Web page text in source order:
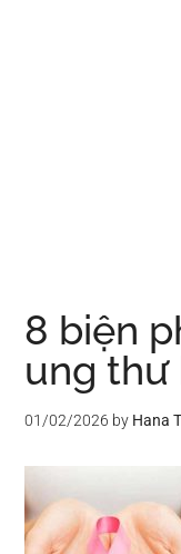
8 biện
ung thư
01/02/2026 by Hana